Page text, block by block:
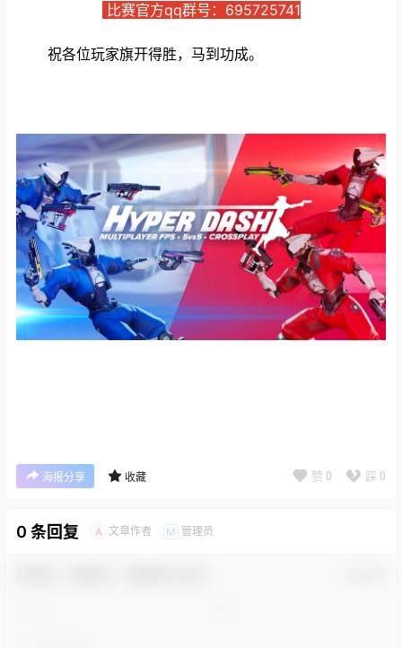
比赛官方qq群号：695725741
祝各位玩家旗开得胜，马到功成。
海报分享 收藏 赞 0 踩 0
0 条回复 A 文章作者 M 管理员